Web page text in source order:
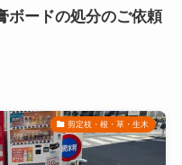
ボードの処分のご依頼
剪定枝・根・草・生木